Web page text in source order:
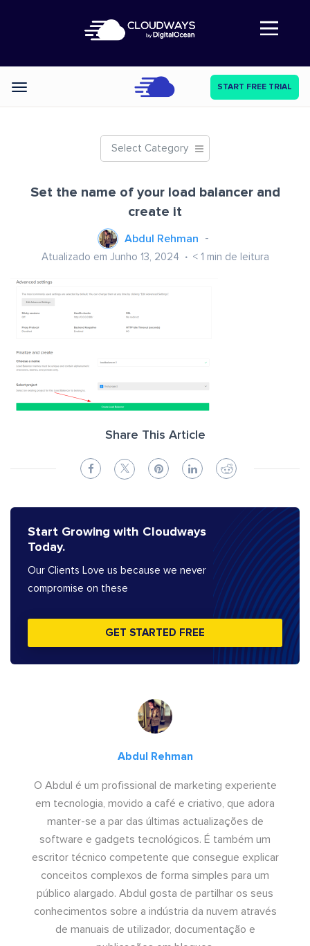
Abre a navegação
Categories START FREE TRIAL
Select Category
Set the name of your load balancer and
create it
Abdul Rehman
Atualizado em Junho 13, 2024 < 1 min de leitura
Share This Article
Start Growing with Cloudways
Today.
Our Clients Love us because we never
compromise on these
GET STARTED FREE
Abdul Rehman
O Abdul é um profissional de marketing experiente
em tecnologia, movido a café e criativo, que adora
manter-se a par das últimas actualizações de
software e gadgets tecnológicos. É também um
escritor técnico competente que consegue explicar
conceitos complexos de forma simples para um
público alargado. Abdul gosta de partilhar os seus
conhecimentos sobre a indústria da nuvem através
de manuais de utilizador, documentação e